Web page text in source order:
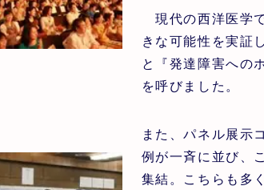
現代の西洋医学
きな可能性を実証
と『発達障害への
を呼びました。
また、パネル展示
例が一斉に並び、
集結。こちらも多